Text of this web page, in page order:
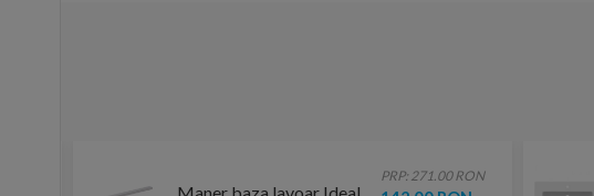
PRP: 271.00 RON